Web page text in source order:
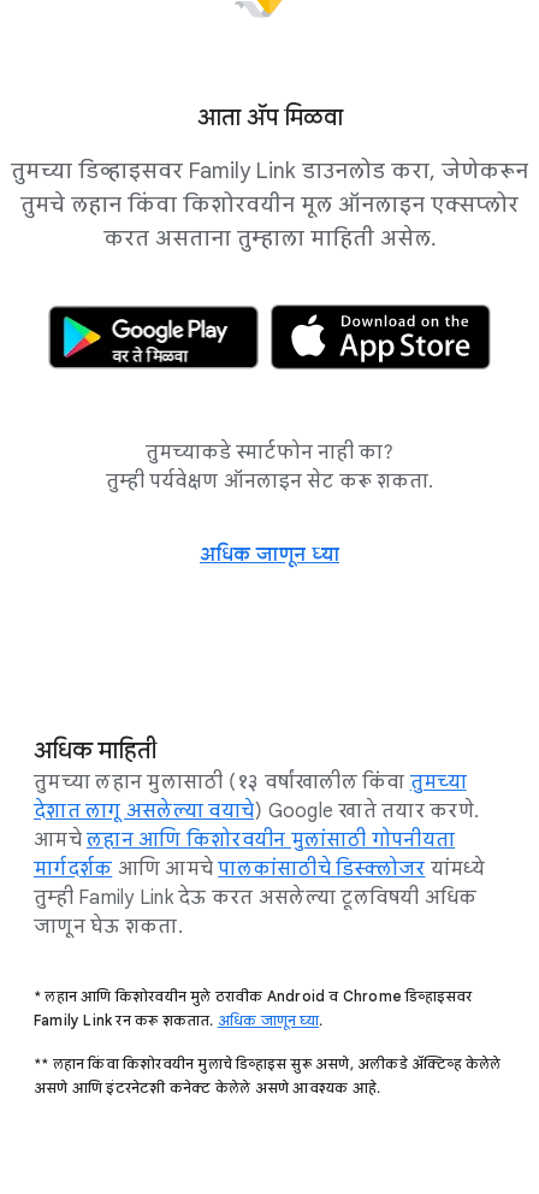
आता अ‍ॅप मिळवा
तुमच्या डिव्हाइसवर Family Link डाउनलोड करा, जेणेकरून
तुमचे लहान किंवा किशोरवयीन मूल ऑनलाइन एक्सप्लोर
करत असताना तुम्हाला माहिती असेल.
तुमच्याकडे स्मार्टफोन नाही का?
तुम्ही पर्यवेक्षण ऑनलाइन सेट करू शकता.
अधिक जाणून घ्या
अधिक माहिती
तुमच्या लहान मुलासाठी (१३ वर्षांखालील किंव तुमच्या
देशात लागू असलेल्या वयाचे) Google खाते तयार करणे.
आमचे लहान आणि किशोरवयीन मुलांसाठी गोपनीयता
मार्गदर्शक आणि आमच ेपालकांसाठीचे डिस्क्लोजर यांमध्ये
तुम्ही Family Link देऊ करत असलेल्या टूलविषयी अधिक
जाणून घेऊ शकता.
* लहान आणि किशोरवयीन मुले ठरावीक Android व Chrome डिव्हाइसवर
Family Link रन करू शकतात. अधिक जाणून घ्या.
** लहान किंवा किशोरवयीन मुलाचे डिव्हाइस सुरू असणे, अलीकडे अ‍ॅक्टिव्ह केलेले
असणे आणि इंटरनेटशी कनेक्ट केलेले असणे आवश्यक आहे.